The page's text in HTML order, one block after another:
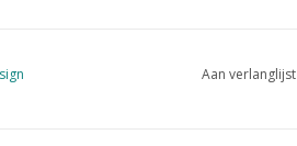
Aan